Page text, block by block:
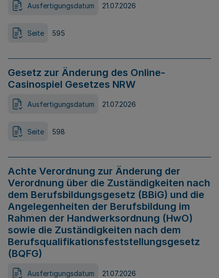
Ausfertigungsdatum 21.07.2026
Seite 595
Gesetz zur Änderung des Online-
Casinospiel Gesetzes NRW
Ausfertigungsdatum 21.07.2026
Seite 598
Achte Verordnung zur Änderung der
Verordnung über die Zuständigkeiten nach
dem Berufsbildungsgesetz (BBiG) und die
Angelegenheiten der Berufsbildung im
Rahmen der Handwerksordnung (HwO)
sowie die Zuständigkeiten nach dem
Berufsqualifikationsfeststellungsgesetz
(BQFG)
Ausfertigungsdatum 21.07.2026